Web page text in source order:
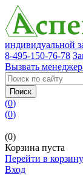
индивидуальной
8-495-150-76-78
Вызвать
Поиск
(0)
(0)
(0)
Корзина пуста
Перейти в корзину
Вход